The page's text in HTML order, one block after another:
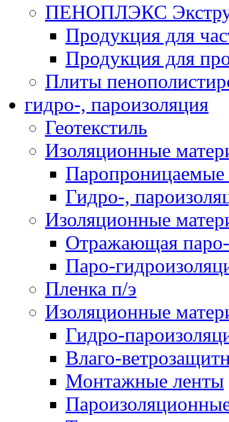
ПЕНОПЛЭКС
Продукция для
Продукция для
Плиты
гидро-, пароизоляция
Геотекстиль
Изоляционные
Гидро-,
Изоляционные
Отражающая
Паро-
Пленка п/э
Изоляционные
Гидро-
Влаго-
Монтажные ленты